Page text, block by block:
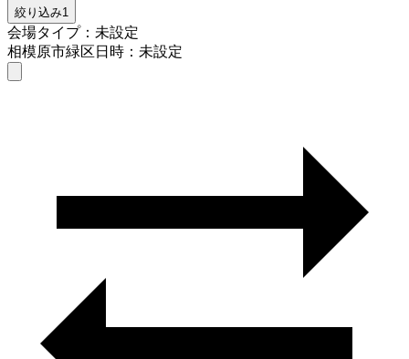
絞り込み1
会場タイプ：未設定
相模原市緑区日時：未設定